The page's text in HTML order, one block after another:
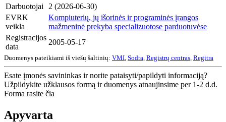
Darbuotojai
2 (2026-06-30)
EVRK
veikla
Kompiuterių, jų išorinės ir programinės įrangos
mažmeninė prekyba specializuotose parduotuvėse
Registracijos
data
2005-05-17
Duomenys pateikiami iš viešų šaltinių: VMI Sodra Registrų centras Regitra
Esate įmonės savininkas ir norite pataisyti/papildyti informaciją?
Užpildykite užklausos formą ir duomenys atnaujinsime per 1-2 d.d.
Forma rasite čia
Apyvarta